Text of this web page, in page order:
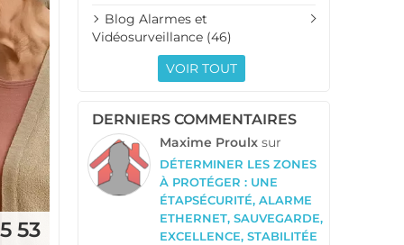
53
Blog Alarmes et
Vidéosurveillance (46)
VOIR TOUT
DERNIERS COMMENTAIRES
Maxime Proulx sur
DÉTERMINER LES ZONES
À PROTÉGER : UNE
ÉTAPSÉCURITÉ, ALARME
ETHERNET, SAUVEGARDE,
EXCELLENCE, STABILITÉE